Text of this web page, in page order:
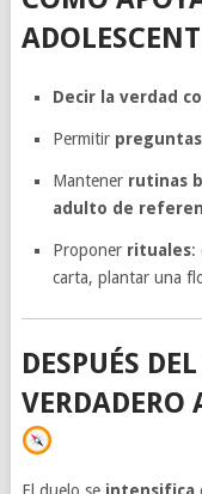
Decir la verdad
Permitir preguntas
Mantener rutinas
adulto de
Proponer rituales:
carta, plantar una
DESPUÉS
El duelo se intensifica